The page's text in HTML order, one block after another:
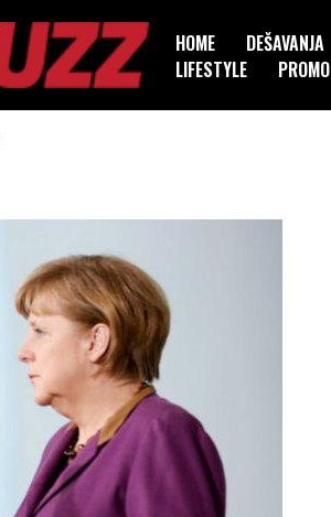
HOME DEŠAVANJA
LIFESTYLE
PROMO